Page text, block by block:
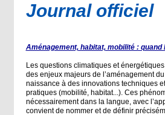
Journal officiel
Aménagement, habitat, mobilité : quand
Les questions climatiques et
des enjeux majeurs de l’aménagement
naissance à des innovations techniques
pratiques (mobilité, habitat...). Ces
nécessairement dans la langue, avec
convient de nommer et de définir